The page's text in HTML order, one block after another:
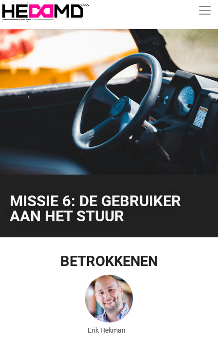
MISSIE 6: DE GEBRUIKER
AAN HET STUUR
Erik Hekman
BETROKKENEN